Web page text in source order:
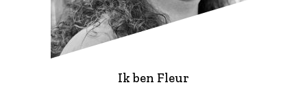
Ik ben Fleur